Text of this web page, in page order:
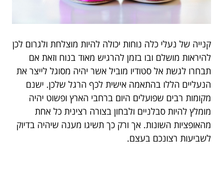
קנייה של נעלי כלה נוחות יכולה להיות מוצלחת ולגרום לכן
להיראות מושלם ובו בזמן להרגיש מאוד בנוח וזאת אם
תבחרו לגשת אל סטודיו מוביל אשר יהיה מסוגל לייצר את
הנעליים הללו בהתאמה אישית לכף הרגל שלכן. ישנם
מקומות רבים שפועלים היום ברחבי הארץ ופשוט יהיה
מומלץ להיות סבלניים ולבחון בצורה רצינית כל אחת
מהאופציות השונות. אך ורק כך תשיגו מענה שיהיה בדיוק
לשביעות רצונכם בעצם.